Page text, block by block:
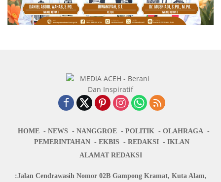
HOME NEWS NANGGROE POLITIK
OLAHRAGA
PEMERINTAHAN
EKBIS REDAKSI
IKLAN
ALAMAT REDAKSI
:Jalan Cendrawasih Nomor 02B Gampong Kramat, Kuta Alam,